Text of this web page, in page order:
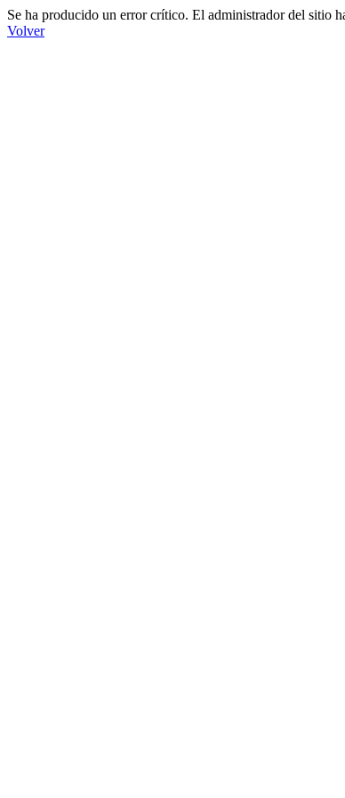
Se ha producido un error crítico. El administrador del sitio
Volver